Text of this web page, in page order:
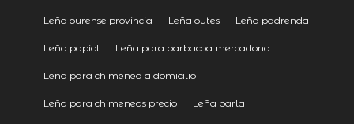
Leña ourense provincia Leña outes Leña padrenda
Leña papiol Leña para barbacoa mercadona
Leña para chimenea a domicilio
Leña para chimeneas precio Leña parla